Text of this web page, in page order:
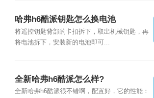
哈弗h6酷派钥匙怎么换电池
将遥控钥匙背部的卡扣拆下，取出机械钥匙，再
将电池拆下，安装新的电池即可...
全新哈弗h6酷派怎么样?
全新哈弗h6酷派很不错啊，配置好，它的性能：